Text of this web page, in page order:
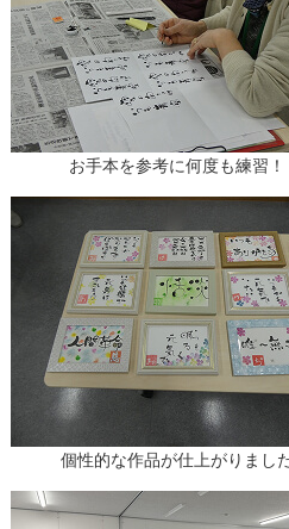
お手本を参考に何度も練習！
個性的な作品が仕上がりまし